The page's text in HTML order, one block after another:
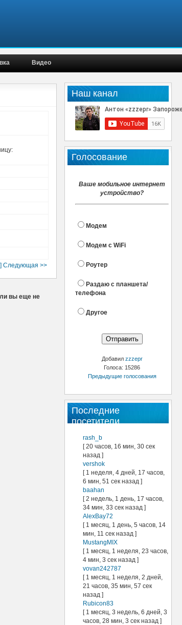
Видео
Наш канал
Голосование
Ваше мобильное интернет
устройство?
Модем
Модем с WiFi
Роутер
Раздаю с планшета/
телефона
Другое
Добавил zzzepr
Голоса: 15286
Предыдущие голосования
Последние
посетители
rash_b
[ 20 часов, 16 мин, 30 сек
назад ]
vershok
[ 1 неделя, 4 дней, 17 часов,
6 мин, 51 сек назад ]
baahan
[ 2 недель, 1 день, 17 часов,
34 мин, 33 сек назад ]
AlexBay72
[ 1 месяц, 1 день, 5 часов, 14
мин, 11 сек назад ]
MustangMIX
[ 1 месяц, 1 неделя, 23 часов,
4 мин, 3 сек назад ]
vovan242787
[ 1 месяц, 1 неделя, 2 дней,
21 часов, 35 мин, 57 сек
назад ]
Rubicon83
[ 1 месяц, 3 недель, 6 дней, 3
часов, 28 мин, 3 сек назад ]
Следующая >>
вы еще не